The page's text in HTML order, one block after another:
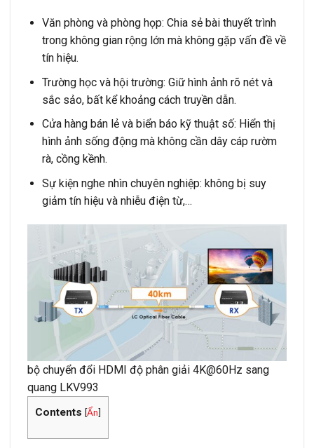
Văn phòng và phòng họp: Chia sẻ bài thuyết trình
trong không gian rộng lớn mà không gặp vấn đề về
tín hiệu.
Trường học và hội trường: Giữ hình ảnh rõ nét và
sắc sảo, bất kể khoảng cách truyền dẫn.
Cửa hàng bán lẻ và biển báo kỹ thuật số: Hiển thị
hình ảnh sống động mà không cần dây cáp rườm
rà, cồng kềnh.
Sự kiện nghe nhìn chuyên nghiệp: không bị suy
giảm tín hiệu và nhiễu điện từ,…
bộ chuyển đổi HDMI độ phân giải 4K@60Hz sang
quang LKV993
Contents [Ẩn]